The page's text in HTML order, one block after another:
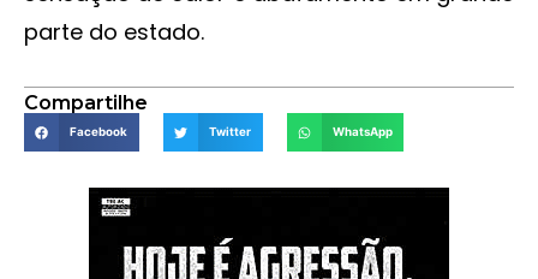
parte do estado.
Compartilhe
Facebook Twitter WhatsApp